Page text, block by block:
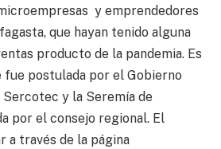
y emprendedores
que hayan tenido alguna
producto de la pandemia. Es
fue postulada por el Gobierno
Sercotec y la Seremía de
por el consejo regional. El
a través de la página